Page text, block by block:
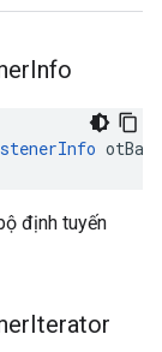
Info
định tuyến
Iterator